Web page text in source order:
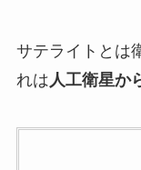
サテライトとは
れは人工衛星か